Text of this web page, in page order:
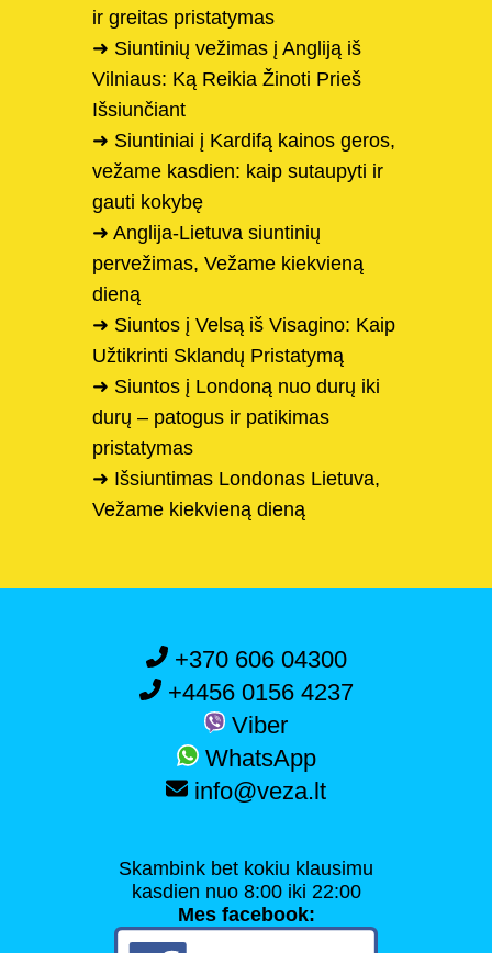
ir greitas pristatymas
➜ Siuntinių vežimas į Angliją iš
Vilniaus: Ką Reikia Žinoti Prieš
Išsiunčiant
➜ Siuntiniai į Kardifą kainos geros,
vežame kasdien: kaip sutaupyti ir
gauti kokybę
➜ Anglija-Lietuva siuntinių
pervežimas, Vežame kiekvieną
dieną
➜ Siuntos į Velsą iš Visagino: Kaip
Užtikrinti Sklandų Pristatymą
➜ Siuntos į Londoną nuo durų iki
durų – patogus ir patikimas
pristatymas
➜ Išsiuntimas Londonas Lietuva,
Vežame kiekvieną dieną
+370 606 04300
+4456 0156 4237
Viber
WhatsApp
info@veza.lt
Skambink bet kokiu klausimu
kasdien nuo 8:00 iki 22:00
Mes facebook: